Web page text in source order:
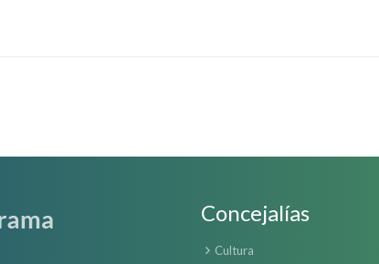
Concejalías
Cultura